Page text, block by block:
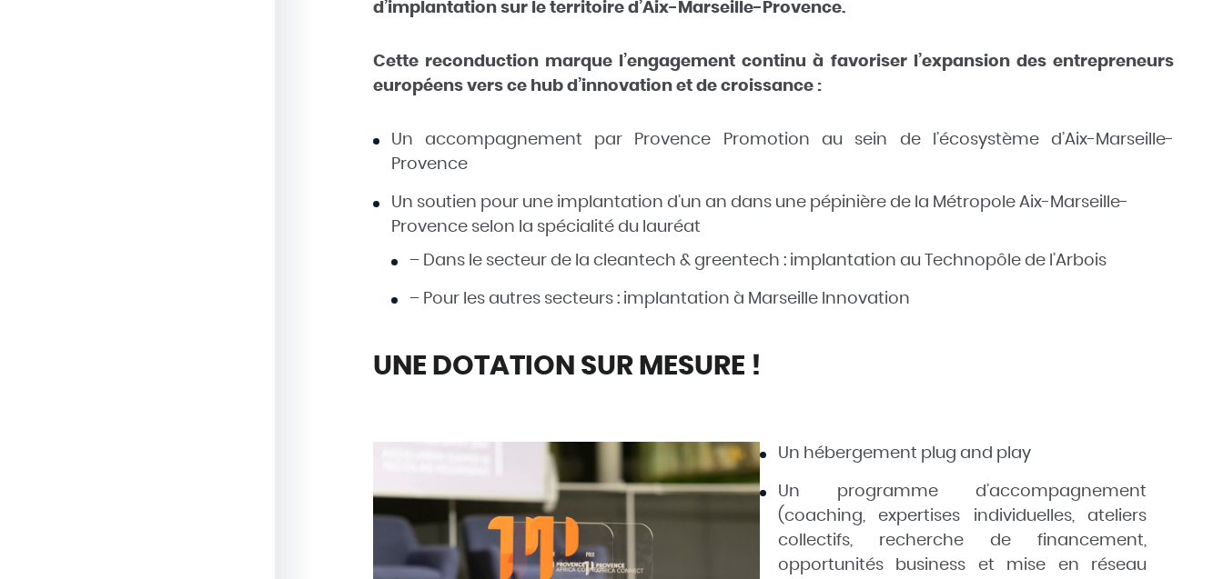
d’implantation sur le territoire d’Aix-Marseille-Provence.
Cette reconduction marque l’engagement continu à favoriser l’expansion des entrepreneurs
européens vers ce hub d’innovation et de croissance :
Un accompagnement par Provence Promotion au sein de l’écosystème d’Aix-Marseille-
Provence
Un soutien pour une implantation d’un an dans une pépinière de la Métropole Aix-Marseille-
Provence selon la spécialité du lauréat
– Dans le secteur de la cleantech & greentech : implantation au Technopôle de l’Arbois
– Pour les autres secteurs : implantation à Marseille Innovation
UNE DOTATION SUR MESURE !
Un hébergement plug and play
Un programme d’accompagnement
(coaching, expertises individuelles, ateliers
collectifs, recherche de financement,
opportunités business et mise en réseau